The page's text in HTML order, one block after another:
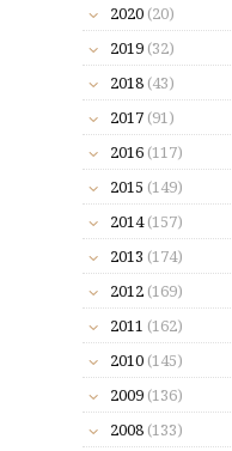
2020 (20)
2019 (32)
2018 (43)
2017 (91)
2016 (117)
2015 (149)
2014(157)
2013 (174)
2012 (169)
2011 (162)
2010 (145)
2009 (136)
2008 (133)